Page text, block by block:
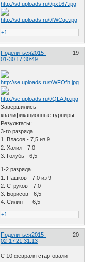
+1
Поделиться 19
2015-
01-30 17:30:49
Завершились
квалификационные турниры.
Результаты:
3-го разряда
1. Власов - 7,5 из 9
2. Халил - 7,0
3. Голубь - 6,5
1-2 разряда
1. Пашков - 7,0 из 9
2. Струков - 7,0
3. Борисов - 6,5
4. Силин - 6,5
+1
Поделиться 20
2015-
02-17 21:31:13
C 10 февраля стартовали